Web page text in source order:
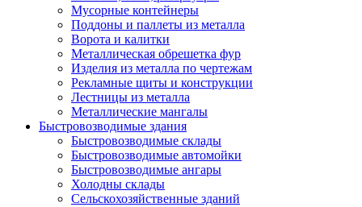
Мусорные контейнеры
Поддоны и паллеты из металла
Ворота и калитки
Металлическая обрешетка фур
Изделия из металла по чертежам
Рекламные щиты и конструкции
Лестницы из металла
Металлические мангалы
Быстровозводимые здания
Быстровозводимые склады
Быстровозводимые автомойки
Быстровозводимые ангары
Холодны склады
Сельскохозяйственные зданий